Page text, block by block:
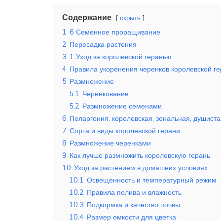
Содержание скрыть
1 6 Семенное проращивание
2 Пересадка растения
3 1 Уход за королевской геранью
4 Правила укоренения черенков королевской
5 Размножение
5.1
Черенкование
5.2 Размножение семенами
6 Пеларгония: королевская, зональная,
7 Сорта и виды королевской герани
8 Размножение черенками
9 Как лучше размножить королевскую герань
10 Уход за растением в домашних условиях
10.1 Освещенность и температурный режим
10.2 Правила полива и влажность
10.3 Подкормка и качество почвы
10.4 Размер емкости для цветка